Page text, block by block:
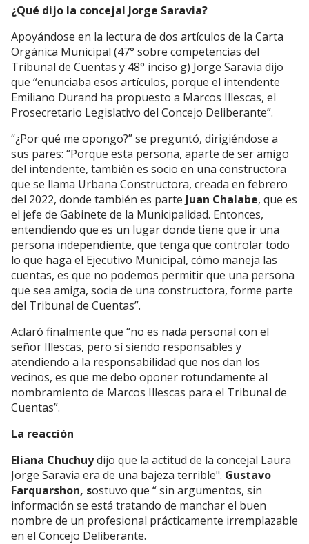
¿Qué dijo la concejal Jorge Saravia?
Apoyándose en la lectura de dos artículos de la Carta
Orgánica Municipal (47° sobre competencias del
Tribunal de Cuentas y 48° inciso g) Jorge Saravia dijo
que “enunciaba esos artículos, porque el intendente
Emiliano Durand ha propuesto a Marcos Illescas, el
Prosecretario Legislativo del Concejo Deliberante”.
“¿Por qué me opongo?” se preguntó, dirigiéndose a
sus pares: “Porque esta persona, aparte de ser amigo
del intendente, también es socio en una constructora
que se llama Urbana Constructora, creada en febrero
del 2022, donde también es parte Juan Chalabe, que es
el jefe de Gabinete de la Municipalidad. Entonces,
entendiendo que es un lugar donde tiene que ir una
persona independiente, que tenga que controlar todo
lo que haga el Ejecutivo Municipal, cómo maneja las
cuentas, es que no podemos permitir que una persona
que sea amiga, socia de una constructora, forme parte
del Tribunal de Cuentas”.
Aclaró finalmente que “no es nada personal con el
señor Illescas, pero sí siendo responsables y
atendiendo a la responsabilidad que nos dan los
vecinos, es que me debo oponer rotundamente al
nombramiento de Marcos Illescas para el Tribunal de
Cuentas”.
La reacción
Eliana Chuchuydijo que la actitud de la concejal Laura
Jorge Saravia era de una bajeza terrible". Gustavo
Farquarshon, sostuvo que “ sin argumentos, sin
información se está tratando de manchar el buen
nombre de un profesional prácticamente irremplazable
en el Concejo Deliberante.